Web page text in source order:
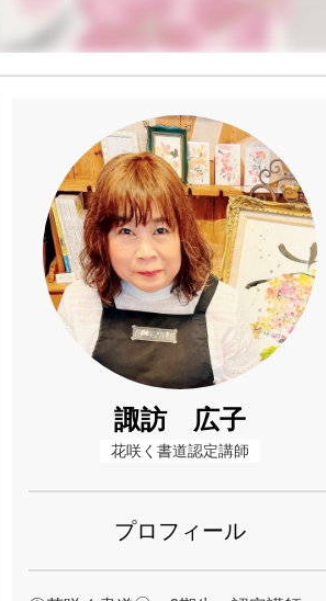
諏訪 広子
花咲く書道認定講師
プロフィール